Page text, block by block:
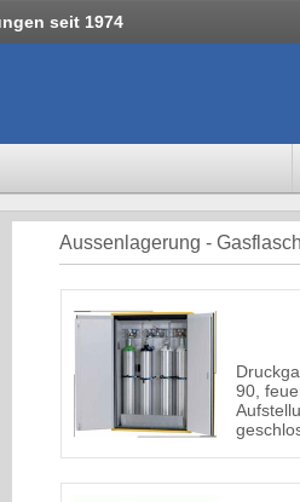
seit 1974
Aussenlagerung -
90,